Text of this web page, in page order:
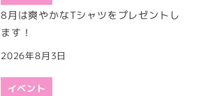
8月は爽やかなTシャツをプレゼントし
ます！
2026年8月3日
イベント